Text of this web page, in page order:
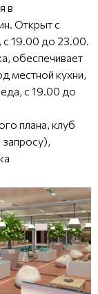
в
Открыт с
с 19.00 до 23.00.
обеспечивает
местной кухни,
с 19.00 до
плана, клуб